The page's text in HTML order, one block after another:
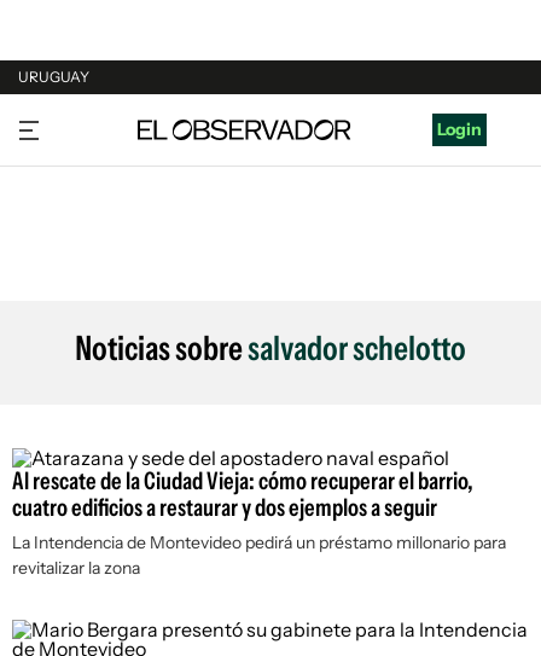
URUGUAY
URUGUAY
ARGENTINA
Login
Noticias sobresalvador schelotto
Al rescate de la Ciudad Vieja: cómo recuperar el barrio,
cuatro edificios a restaurar y dos ejemplos a seguir
La Intendencia de Montevideo pedirá un préstamo millonario para
revitalizar la zona